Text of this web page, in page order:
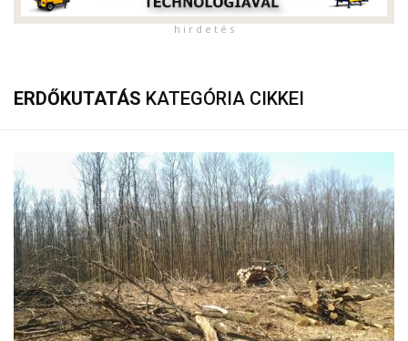
h i r d e t é s
ERDŐKUTATÁS KATEGÓRIA CIKKEI